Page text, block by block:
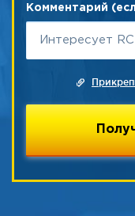
Комментарий